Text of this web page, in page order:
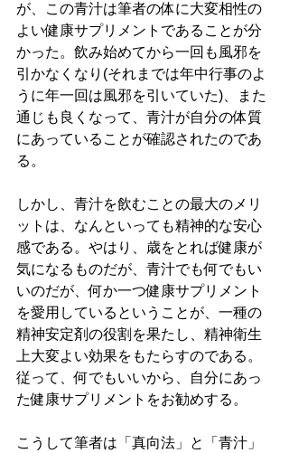
が、この青汁は筆者の体に大変相性の
よい健康サプリメントであることが分
かった。飲み始めてから一回も風邪を
引かなくなり(それまでは年中行事のよ
うに年一回は風邪を引いていた)、また
通じも良くなって、青汁が自分の体質
にあっていることが確認されたのであ
る。
しかし、青汁を飲むことの最大のメリ
ットは、なんといっても精神的な安心
感である。やはり、歳をとれば健康が
気になるものだが、青汁でも何でもい
いのだが、何か一つ健康サプリメント
を愛用しているということが、一種の
精神安定剤の役割を果たし、精神衛生
上大変よい効果をもたらすのである。
従って、何でもいいから、自分にあっ
た健康サプリメントをお勧めする。
こうして筆者は「真向法」と「青汁」